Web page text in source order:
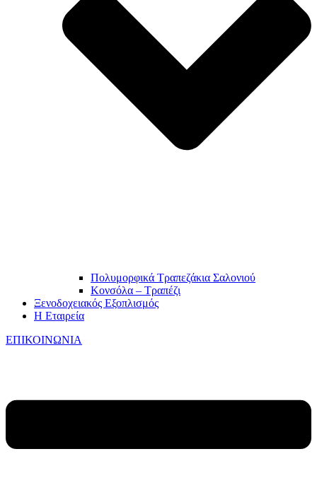
Πολυμορφικά Τραπεζάκια Σαλονιού
Κονσόλα – Τραπέζι
Ξενοδοχειακός Εξοπλισμός
Η Εταιρεία
ΕΠΙΚΟΙΝΩΝΙΑ